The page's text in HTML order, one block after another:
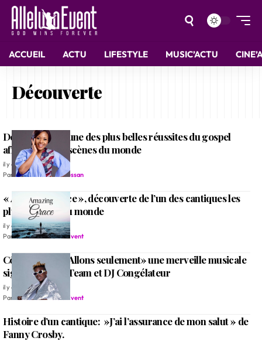
ACCUEIL ACTU LIFESTYLE MUSIC’ACTU
Découverte
Dena Mwana, l’une des plus belles réussites du gospel
africain sur les scènes du monde
il y a 2 mois
Par Jean Richard N'Guessan
« Amazing Grace », découverte de l’un des cantiques les
plus célèbres du monde
il y a 4 mois
ParRédaction Alleluia Event
Côte d’Ivoire: «Allons seulement» une merveille musicale
signée la Bless Team et DJ Congélateur
il y a 1 an
Par
Rédaction Alleluia Event
Histoire d’un cantique: »J’ai l’assurance de mon salut » de
Fanny Crosby.